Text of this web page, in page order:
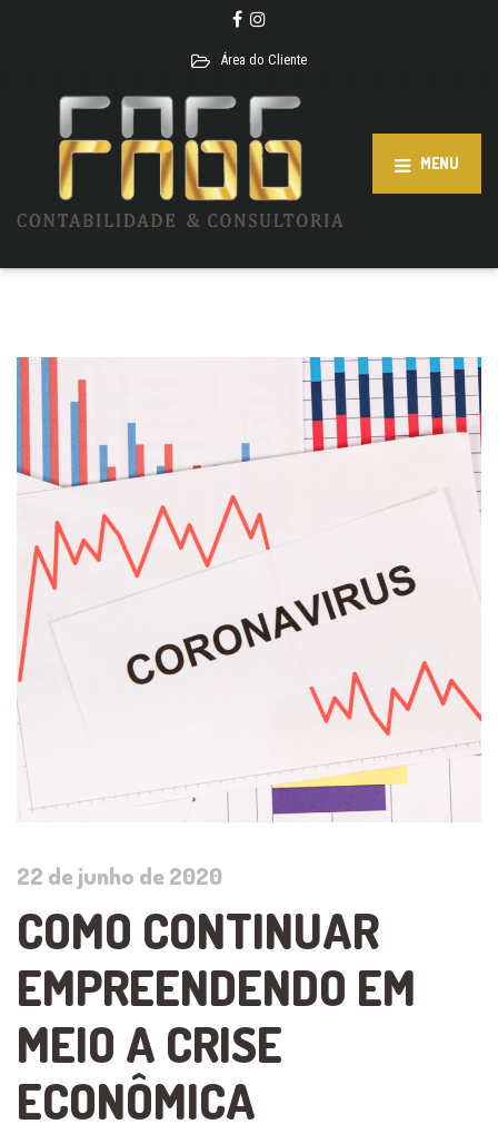
Área do Cliente
MENU
22 de junho de 2020
COMO CONTINUAR
EMPREENDENDO EM
MEIO A CRISE
ECONÔMICA